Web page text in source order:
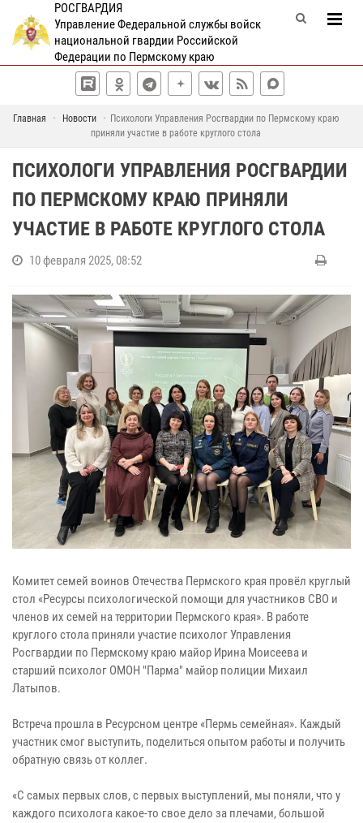
РОСГВАРДИЯ
Управление Федеральной службы войск
национальной гвардии Российской
Федерации по Пермскому краю
Главная Новости
Психологи Управления Росгвардии по Пермскому краю
приняли участие в работе круглого стола
ПСИХОЛОГИ УПРАВЛЕНИЯ РОСГВАРДИИ
ПО ПЕРМСКОМУ КРАЮ ПРИНЯЛИ
УЧАСТИЕ В РАБОТЕ КРУГЛОГО СТОЛА
10 февраля 2025, 08:52
Комитет семей воинов Отечества Пермского края провёл круглый
стол «Ресурсы психологической помощи для участников СВО и
членов их семей на территории Пермского края». В работе
круглого стола приняли участие психолог Управления
Росгвардии по Пермскому краю майор Ирина Моисеева и
старший психолог ОМОН "Парма" майор полиции Михаил
Латыпов.
Встреча прошла в Ресурсном центре «Пермь семейная». Каждый
участник смог выступить, поделиться опытом работы и получить
обратную связь от коллег.
«С самых первых слов, с первых выступлений, мы поняли, что у
каждого психолога какое-то свое дело за плечами, большой